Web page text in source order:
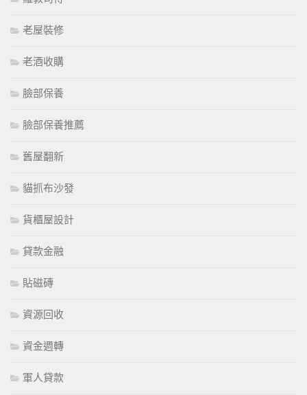
老屋裝修
老酒收購
臉部保養
臉部保養推薦
舊屋翻新
貓抓布沙發
貨櫃屋設計
貸款金融
貼磁磚
資源回收
資金週轉
軍人貸款